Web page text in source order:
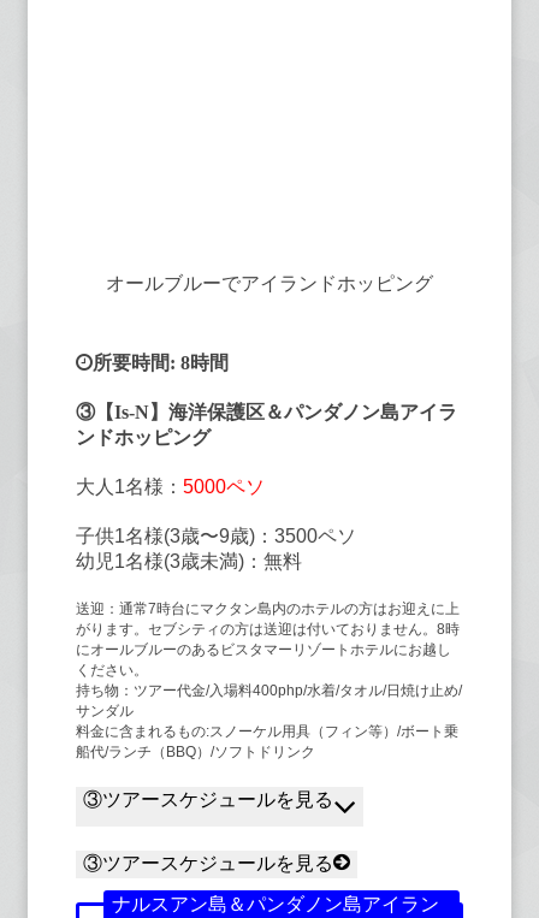
オールブルーでアイランドホッピング
所要時間: 8時間
③【Is-N】海洋保護区＆パンダノン島アイラ
ンドホッピング
大人1名様：5000ペソ
子供1名様(3歳〜9歳)：3500ペソ
幼児1名様(3歳未満)：無料
送迎：通常7時台にマクタン島内のホテルの方はお迎えに上
がります。セブシティの方は送迎は付いておりません。8時
にオールブルーのあるビスタマーリゾートホテルにお越し
ください。
持ち物：ツアー代金/入場料400php/水着/タオル/日焼け止め/
サンダル
料金に含まれるもの:スノーケル用具（フィン等）/ボート乗
船代/ランチ（BBQ）/ソフトドリンク
③ツアースケジュールを見る
③ツアースケジュールを見る
ナルスアン島＆パンダノン島アイラン